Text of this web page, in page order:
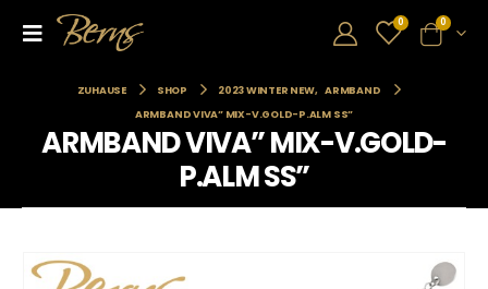
0 0
ZUHAUSE SHOP 2023 WINTER NEW, ARMBAND
ARMBAND VIVA” MIX-V.GOLD-P.ALM SS”
ARMBAND VIVA” MIX-V.GOLD-
P.ALM SS”